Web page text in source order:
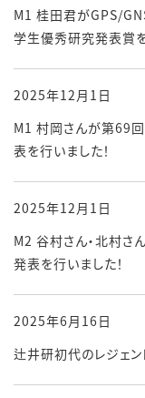
M1 桂田君がGPS/
学生優秀研究発表賞
2025年12月1日
M1 村岡さんが第69
表を行いました！
2025年12月1日
M2 谷村さん・北村さ
発表を行いました！
2025年6月16日
辻井研初代のレジェン